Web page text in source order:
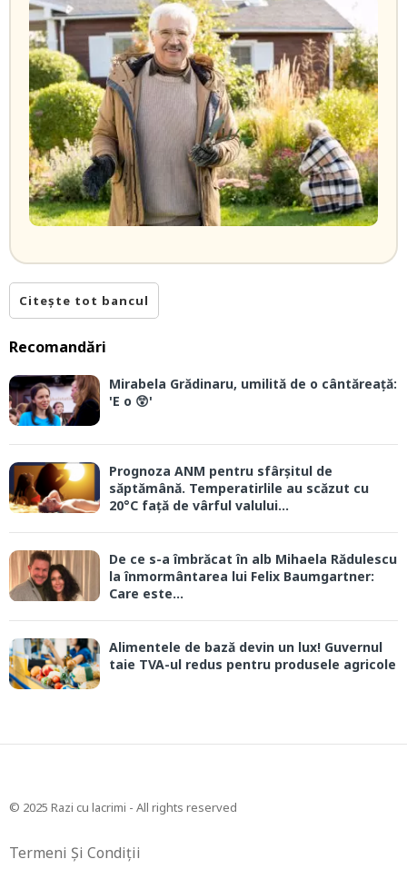
Citește tot bancul
Recomandări
Mirabela Grădinaru, umilită de o cântăreață:
'E o 😲'
Prognoza ANM pentru sfârșitul de
săptămână. Temperatirlile au scăzut cu
20°C față de vârful valului...
De ce s-a îmbrăcat în alb Mihaela Rădulescu
la înmormântarea lui Felix Baumgartner:
Care este...
Alimentele de bază devin un lux! Guvernul
taie TVA-ul redus pentru produsele agricole
© 2025 Razi cu lacrimi - All rights reserved
Termeni Și Condiții